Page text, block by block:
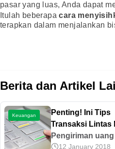
pasar yang luas, Anda dapat
Itulah beberapacara
terapkan dalam menjalankan
Berita dan Artikel
Keuangan
Penting! Ini Tips
Transaksi Lintas
yang Aman
Pengiriman
negara sekarang
12 January 2018